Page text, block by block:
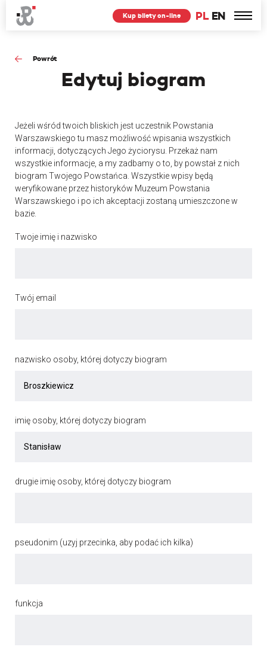
PL EN
Kup bilety on-line
Powrót
Edytuj biogram
Jeżeli wśród twoich bliskich jest uczestnik Powstania
Warszawskiego tu masz możliwość wpisania wszystkich
informacji, dotyczących Jego życiorysu. Przekaż nam
wszystkie informacje, a my zadbamy o to, by powstał z nich
biogram Twojego Powstańca. Wszystkie wpisy będą
weryfikowane przez historyków Muzeum Powstania
Warszawskiego i po ich akceptacji zostaną umieszczone w
bazie.
Twoje imię i nazwisko
Twój email
nazwisko osoby, której dotyczy biogram
imię osoby, której dotyczy biogram
drugie imię osoby, której dotyczy biogram
pseudonim (uzyj przecinka, aby podać ich kilka)
funkcja